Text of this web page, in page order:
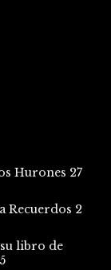
Hurones 27
Recuerdos 2
libro de